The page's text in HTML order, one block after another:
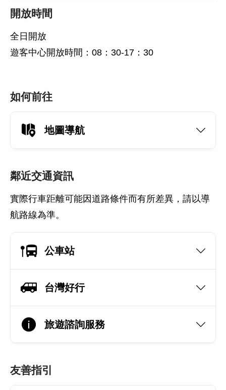
開放時間
全日開放
遊客中心開放時間：08：30-17：30
如何前往
地圖導航
鄰近交通資訊
實際行車距離可能因道路條件而有所差異，請以導
航路線為準。
公車站
台灣好行
旅遊諮詢服務
友善指引